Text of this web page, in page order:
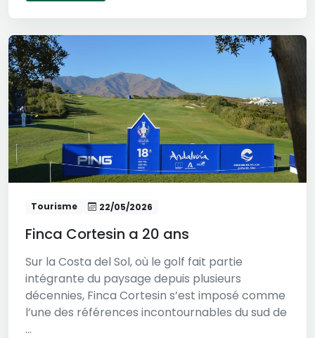
Tourisme 22/05/2026
Finca Cortesin a 20 ans
Sur la Costa del Sol, où le golf fait partie
intégrante du paysage depuis plusieurs
décennies, Finca Cortesin s’est imposé comme
l’une des références incontournables du sud de
...